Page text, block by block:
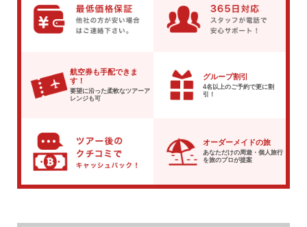
航空券も手配できま
す！
要望に沿った柔軟なツアーア
レンジも可
グループ割引
4名以上のご予約で更に割
引！
オーダーメイドの旅
あなただけの周遊・個人旅行
を旅のプロが提案